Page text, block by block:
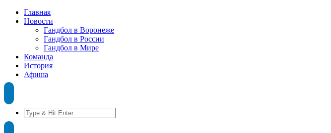
Главная
Новости
Гандбол в Воронеже
Гандбол в России
Гандбол в Мире
Команда
История
Афиша